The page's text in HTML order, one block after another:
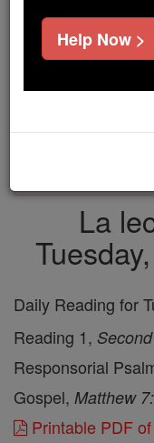
tools serving over
families worldwide
and keep Catholic
La
Daily Reading for
Reading 1,
Responsorial
Gospel, Matthew
Printable PDF
Help Now >